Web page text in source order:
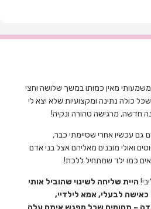
מאין כמותו במשך שלושה וחצי
כולה נתינה ומקצועיות שלא יצא לי
חדשה, מרגישה טהורה ונקיה!
גם עכשיו אחרי שסיימתי כבר,
ואולי מובנים מאליהם אצל בני אדם
כמו ילד שמתחיל ללכת!
היית שליחה לשינוי שהוביל אותי
לבעלי, אמא לילדיי,